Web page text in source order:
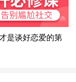
7分钟前
是谈好恋爱的第